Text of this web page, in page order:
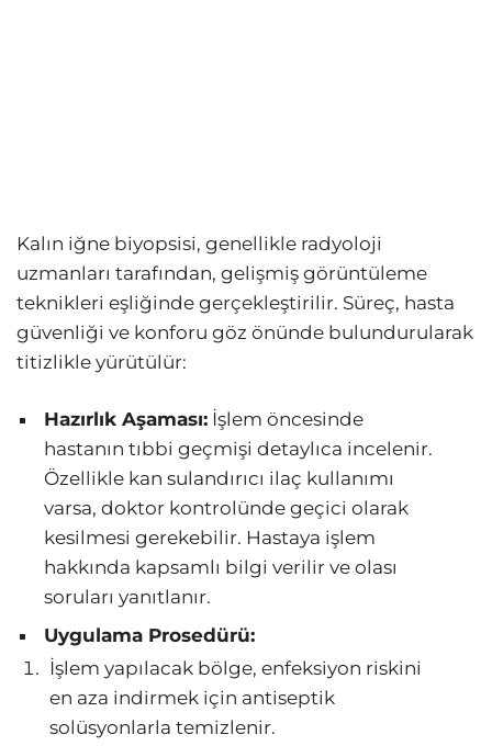
Kalın iğne biyopsisi, genellikle radyoloji
uzmanları tarafından, gelişmiş görüntüleme
teknikleri eşliğinde gerçekleştirilir. Süreç, hasta
güvenliği ve konforu göz önünde bulundurularak
titizlikle yürütülür:
Hazırlık Aşaması: İşlem öncesinde
hastanın tıbbi geçmişi detaylıca incelenir.
Özellikle kan sulandırıcı ilaç kullanımı
varsa, doktor kontrolünde geçici olarak
kesilmesi gerekebilir. Hastaya işlem
hakkında kapsamlı bilgi verilir ve olası
soruları yanıtlanır.
Uygulama Prosedürü:
İşlem yapılacak bölge, enfeksiyon riskini
en aza indirmek için antiseptik
solüsyonlarla temizlenir.